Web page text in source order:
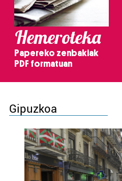
Hemeroteka
Papereko zenbakiak
PDF formatuan
Gipuzkoa